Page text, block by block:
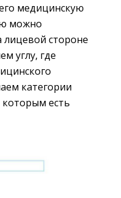
медицинскую
можно
стороне
углу, где
категории
которым есть